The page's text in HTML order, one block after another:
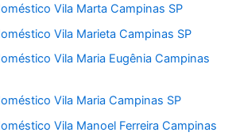
Vila Marta Campinas SP
Vila Marieta Campinas SP
Vila Maria Eugênia Campinas
Vila Maria Campinas SP
Vila Manoel Ferreira Campinas